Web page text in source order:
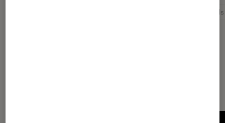
Grammy Awards